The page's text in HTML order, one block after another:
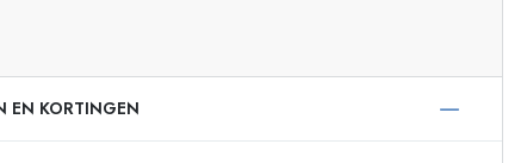
EN KORTINGEN